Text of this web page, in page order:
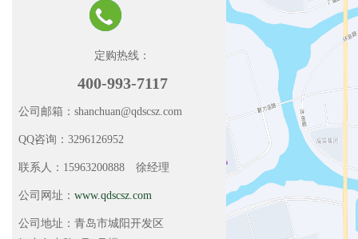
定购热线：
400-993-7117
公司邮箱：shanchuan@qdscsz.com
QQ咨询：3296126952
联系人：15963200888 徐经理
公司网址： www.qdscsz.com
公司地址：青岛市城阳开发区